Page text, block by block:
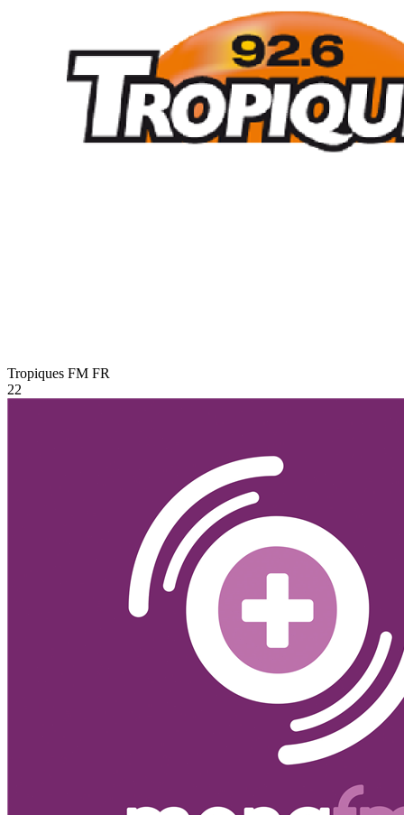
Tropiques FM FR
22